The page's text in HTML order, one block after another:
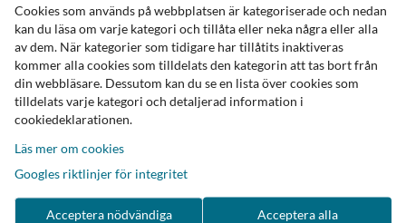
Köp nu Köp nu
Cookies som används på webbplatsen är kategoriserade och nedan
kan du läsa om varje kategori och tillåta eller neka några eller alla
av dem. När kategorier som tidigare har tillåtits inaktiveras
kommer alla cookies som tilldelats den kategorin att tas bort från
din webbläsare. Dessutom kan du se en lista över cookies som
tilldelats varje kategori och detaljerad information i
cookiedeklarationen.
Läs mer om cookies
Googles riktlinjer för integritet
Acceptera nödvändiga Acceptera alla